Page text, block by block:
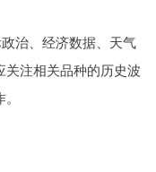
治、经济数据、天气
注相关品种的历史波